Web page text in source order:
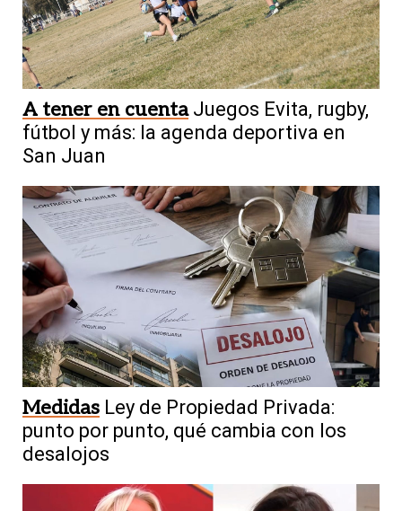
A tener en cuenta Juegos Evita, rugby,
fútbol y más: la agenda deportiva en
San Juan
Medidas Ley de Propiedad Privada:
punto por punto, qué cambia con los
desalojos